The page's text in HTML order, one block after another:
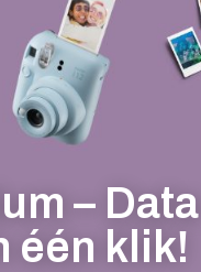
– Data
één klik!